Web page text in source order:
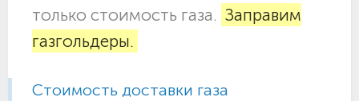
только стоимость газа. Заправим
газгольдеры.
Стоимость доставки газа